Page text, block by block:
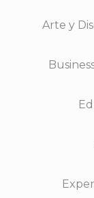
Arte y